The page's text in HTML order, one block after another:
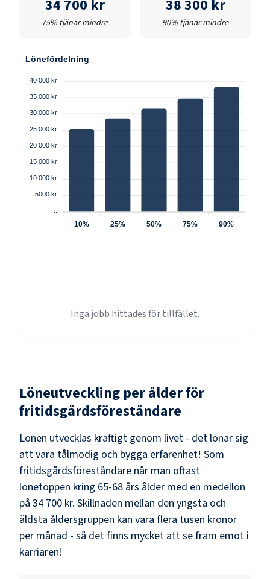
34 700 kr
75% tjänar mindre
38 300 kr
90% tjänar mindre
Lönefördelning
40 000 kr
35 000 kr
30 000 kr
25 000 kr
20 000 kr
15 000 kr
10 000 kr
5000 kr
10% 25% 50% 75% 90%
Inga jobb hittades för tillfället.
Löneutveckling per ålder för
fritidsgårdsföreståndare
Lönen utvecklas kraftigt genom livet - det lönar sig
att vara tålmodig och bygga erfarenhet! Som
fritidsgårdsföreståndare når man oftast
lönetoppen kring 65-68 års ålder med en medellön
på 34 700 kr. Skillnaden mellan den yngsta och
äldsta åldersgruppen kan vara flera tusen kronor
per månad - så det finns mycket att se fram emot i
karriären!